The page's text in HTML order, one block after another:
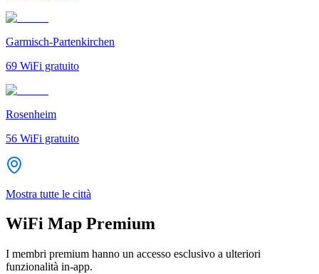
Garmisch-Partenkirchen
69 WiFi gratuito
Rosenheim
56 WiFi gratuito
Mostra tutte le città
WiFi Map Premium
I membri premium hanno un accesso esclusivo a ulteriori
funzionalità in-app.